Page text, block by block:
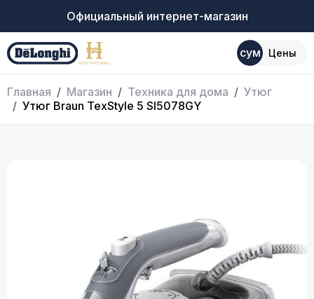
Официальный интернет-магазин
сум Цены
Главная Магазин Техника для дома
Утюг
Утюг Braun TexStyle 5 SI5078GY